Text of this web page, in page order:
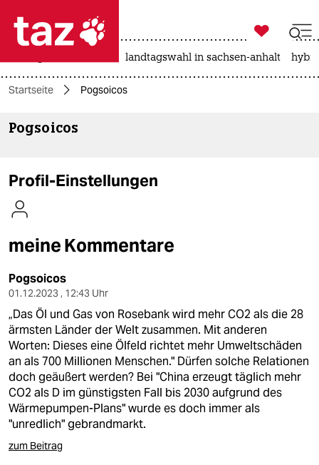
 taz zahl ich
taz zahl ich
themen
kultur
sport
berlin
nord
wahrheit
verlag
verlag

taz zahl ich
landtagswahl in sachsen-anhalt
Startseite Pogsoicos
Pogsoicos
Profil-Einstellungen
meine Kommentare
Pogsoicos
01.12.2023 , 12:43 Uhr
„Das Öl und Gas von Rosebank wird mehr CO2 als die 28
ärmsten Länder der Welt zusammen. Mit anderen
Worten: Dieses eine Ölfeld richtet mehr Umweltschäden
an als 700 Millionen Menschen." Dürfen solche Relationen
doch geäußert werden? Bei "China erzeugt täglich mehr
CO2 als D im günstigsten Fall bis 2030 aufgrund des
Wärmepumpen-Plans" wurde es doch immer als
"unredlich" gebrandmarkt.
zum Beitrag